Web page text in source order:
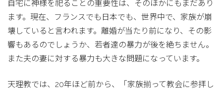
自宅に神様を祀ることの重要性は、そのほかにもまだあり
ます。現在、フランスでも日本でも、世界中で、家族が崩
壊していると言われます。離婚が当たり前になり、その影
響もあるのでしょうか、若者達の暴力が後を絶ちません。
また夫の妻に対する暴力も大きな問題になっています。
天理教では、20年ほど前から、「家族揃って教会に参拝し